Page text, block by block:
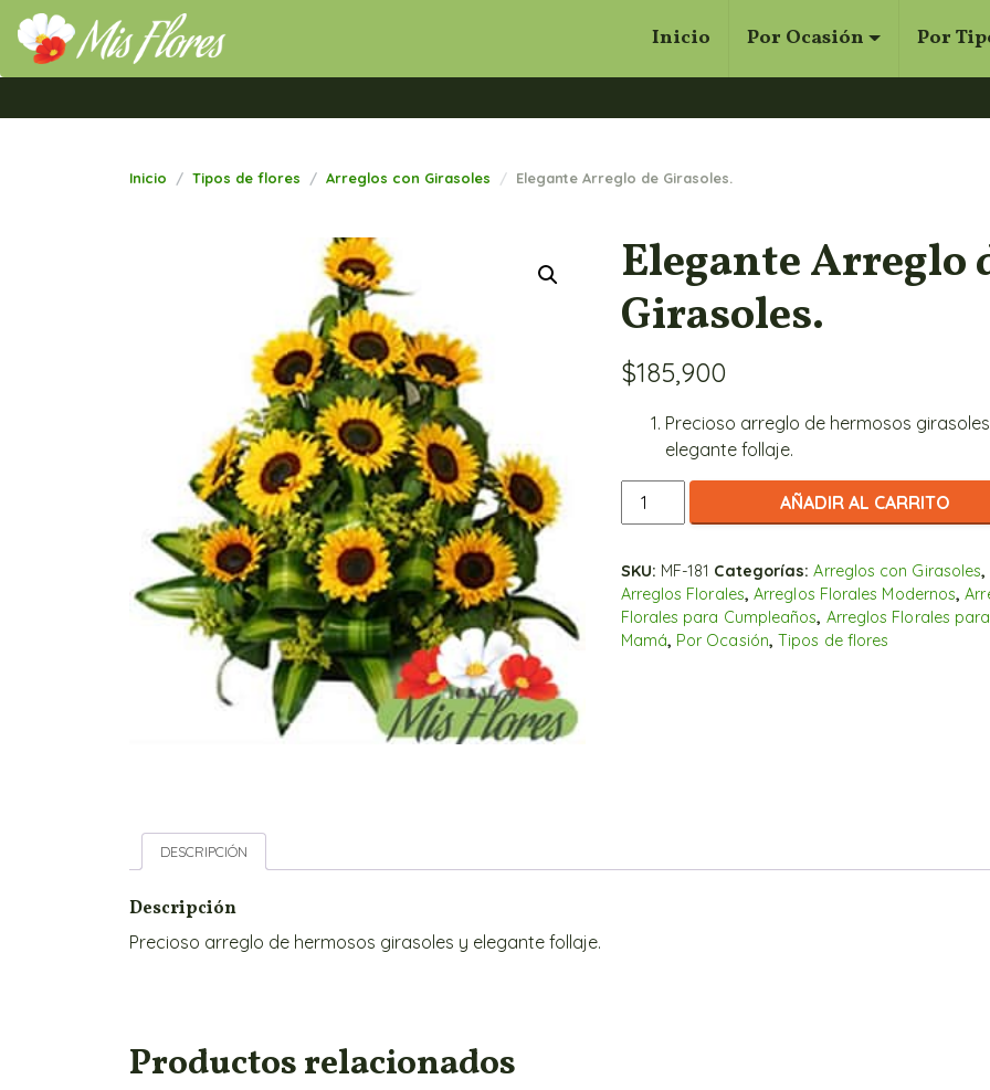
Inicio Por Ocasión Por
Cerrar
Buscar
Inicio Tipos de flores Arreglos con Girasoles Elegante Arreglo de Girasoles.
Elegante Arreglo
Girasoles.
$185,900
Precioso arreglo de hermosos
elegante follaje.
Elegante
Arreglo
Girasoles.
cantidad
AÑADIR AL CARRITO
SKU: MF-181 Categorías:Arreglos con Girasoles,
Arreglos Florales,Arreglos Florales Modernos,
Florales para Cumpleaños, Arreglos Florales para
Mamá, Por Ocasión,Tipos de flores
DESCRIPCIÓN
Descripción
Precioso arreglo de hermosos girasoles y elegante follaje.
Productos relacionados